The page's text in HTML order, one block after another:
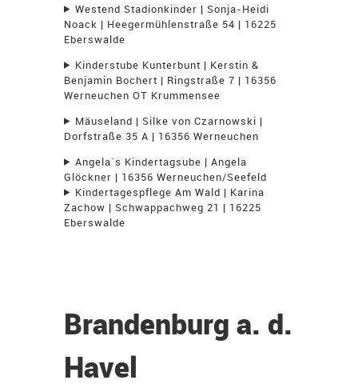
Westend Stadionkinder | Sonja-Heidi
Noack | Heegermühlenstraße 54 | 16225
Eberswalde
Kinderstube Kunterbunt | Kerstin &
Benjamin Bochert | Ringstraße 7 | 16356
Werneuchen OT Krummensee
Mäuseland | Silke von Czarnowski |
Dorfstraße 35 A | 16356 Werneuchen
Angela`s Kindertagsube | Angela
Glöckner | 16356 Werneuchen/Seefeld
Kindertagespflege Am Wald | Karina
Zachow | Schwappachweg 21 | 16225
Eberswalde
Brandenburg a. d.
Havel